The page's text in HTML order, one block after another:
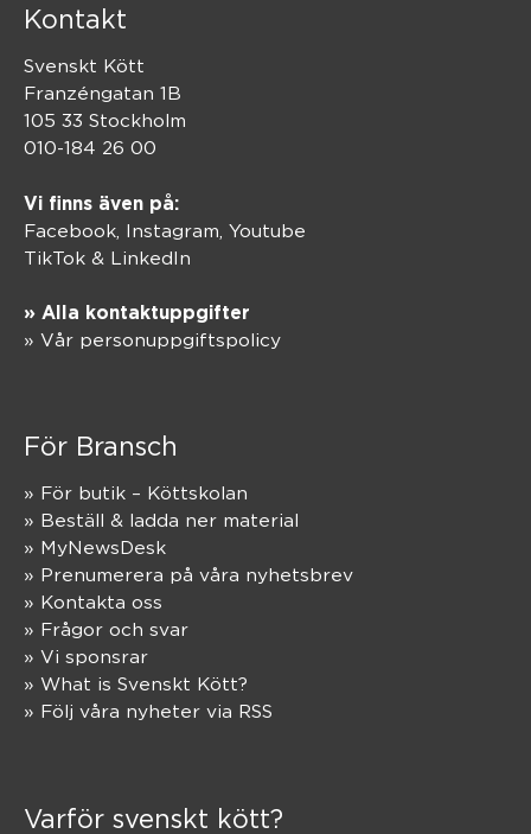
Kontakt
Svenskt Kött
Franzéngatan 1B
105 33 Stockholm
010-184 26 00
Vi finns även på:
Facebook, Instagram Youtube
TikTok & LinkedIn
» Alla kontaktuppgifter
» Vår personuppgiftspolicy
För Bransch
» För butik – Köttskolan
» Beställ & ladda ner material
» MyNewsDesk
» Prenumerera på våra nyhetsbrev
» Kontakta oss
» Frågor och svar
» Vi sponsrar
» What is Svenskt Kött?
» Följ våra nyheter via RSS
Varför svenskt kött?